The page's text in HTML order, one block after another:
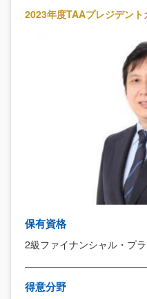
2023年度TAAプレジデント
保有資格
2級ファイナンシャル・プ
得意分野